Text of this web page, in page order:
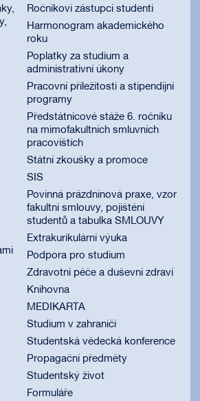
Ročníkoví zástupci studenti
Harmonogram akademického
roku
Poplatky za studium a
administrativní úkony
Pracovní příležitosti a stipendijní
programy
Předstátnicové stáže 6. ročníku
na mimofakultních smluvních
pracovištích
Státní zkoušky a promoce
SIS
Povinná prázdninová praxe, vzor
fakultní smlouvy, pojištění
studentů a tabulka SMLOUVY
Extrakurikulární výuka
Podpora pro studium
Zdravotní péče a duševní zdraví
Knihovna
MEDIKARTA
Studium v zahraničí
Studentská vědecká konference
Propagační předměty
Studentský život
Formuláře